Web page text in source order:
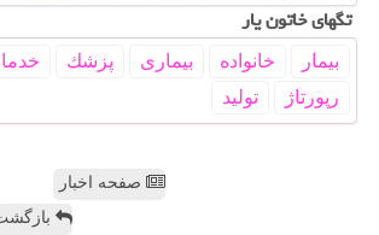
تگهای خاتون یار
بیمار خانواده بیماری پزشك
رپورتاژ
تولید
صفحه اخبار